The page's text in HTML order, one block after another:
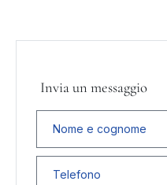
Invia un messaggio